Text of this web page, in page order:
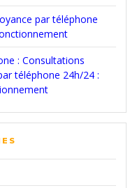
par téléphone
: Consultations
téléphone 24h/24 :